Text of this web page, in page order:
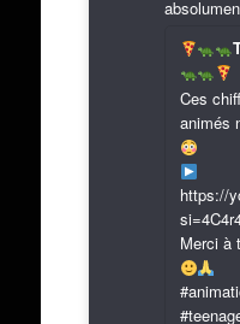
Ces
animés
https://
Merci à